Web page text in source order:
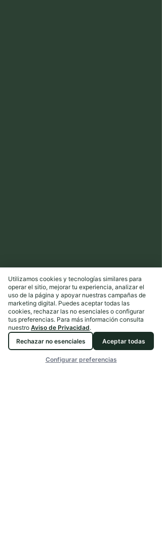
Utilizamos cookies y tecnologías similares para
operar el sitio, mejorar tu experiencia, analizar el
uso de la página y apoyar nuestras campañas de
marketing digital. Puedes aceptar todas las
cookies, rechazar las no esenciales o configurar
tus preferencias. Para más información consulta
nuestro Aviso de Privacidad.
Configurar preferencias
Rechazar no esenciales Aceptar todas